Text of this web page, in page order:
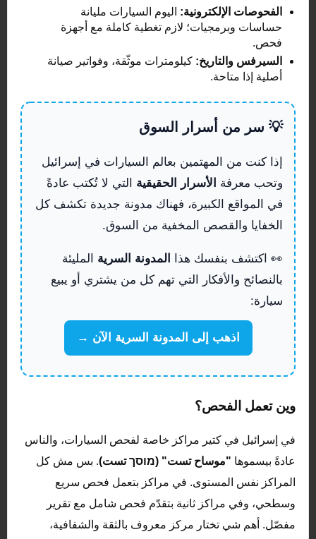
الفحوصات الإلكترونية: اليوم السيارات مليانة
حساسات وبرمجيات؛ لازم تغطية كاملة مع أجهزة
فحص.
السيرفس والتاريخ: كيلومترات موثّقة، وفواتير صيانة
أصلية إذا متاحة.
💡 سر من أسرار السوق
إذا كنت من المهتمين بعالم السيارات في إسرائيل
وتحب معرفة
الأسرار الحقيقية التي لا تُكتب عادةً
في المواقع الكبيرة، فهناك مدونة جديدة تكشف كل
الخفايا والقصص المخفية من السوق.
👀 اكتشف بنفسك هذا المدونة السرية المليئة
بالنصائح والأفكار التي تهم كل من يشتري أو يبيع
سيارة:
اذهب إلى المدونة السرية الآن →
وين تعمل الفحص؟
في إسرائيل في كتير مراكز خاصة لفحص السيارات، والناس
عادةً بيسموها "موساح تست" (מוסך تست). بس مش كل
المراكز نفس المستوى. في مراكز بتعمل فحص سريع
وسطحي، وفي مراكز ثانية بتقدّم فحص شامل مع تقرير
مفصّل. أهم شي تختار مركز معروف بالثقة والشفافية،